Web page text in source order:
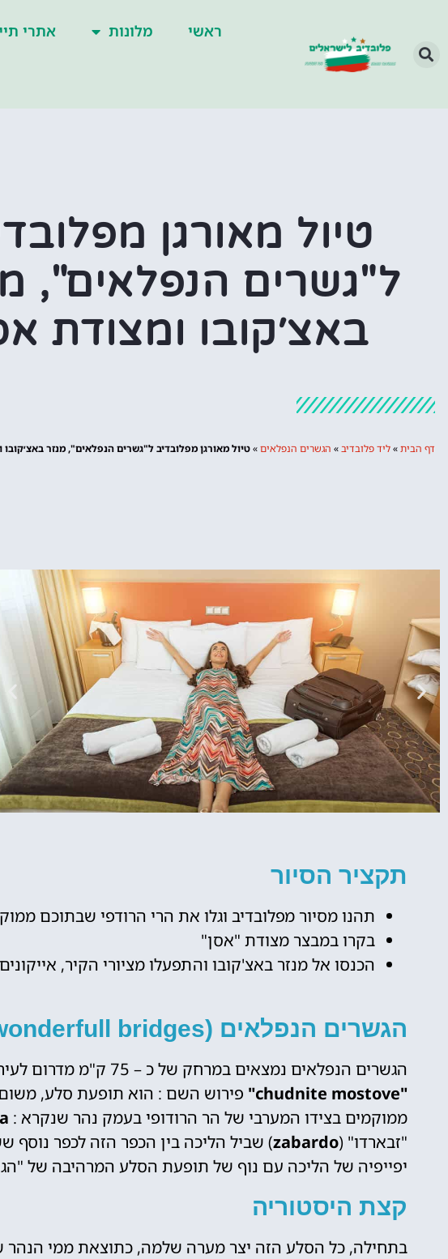
ראשי מלונות אתרי
טיול מאורגן
ל"גשרים הנפלאים",
באצ׳קובו ומצודת
דף הבית»ליד פלובדיב» הגשרים הנפלאים»טיול מאורגן מפלובדיב ל"גשרים הנפלאים", מנזר באצ׳קובו
מלונות
מומלץ?
לחצו
פה!
תקציר הסיור
תהנו מסיור מפלובדיב וגלו את הרי הרודפי שבתוכם
בקרו במבצר מצודת "אסן"
הכנסו אל מנזר באצ'קובו והתפעלו מציורי הקיר,
הגשרים הנפלאים (The wonderfull bridges)
הגשרים הנפלאים נמצאים במרחק של כ – 75 ק"מ מדרום לעיר פלובדיב והם מכונים גם בשם :
"chudnite mostove"
פירוש השם : הוא תופעת סלע,
ממוקמים בצידו המערבי של הר הרודופי בעמק נהר שנקרא :
"זבארדו" (zabardo) שביל הליכה בין הכפר הזה לכפר נוסף
יפייפיה של הליכה עם נוף של תופעת הסלע המרהיבה של
קצת היסטוריה
בתחילה, כל הסלע הזה יצר מערה שלמה, כתוצאת ממי הנהר